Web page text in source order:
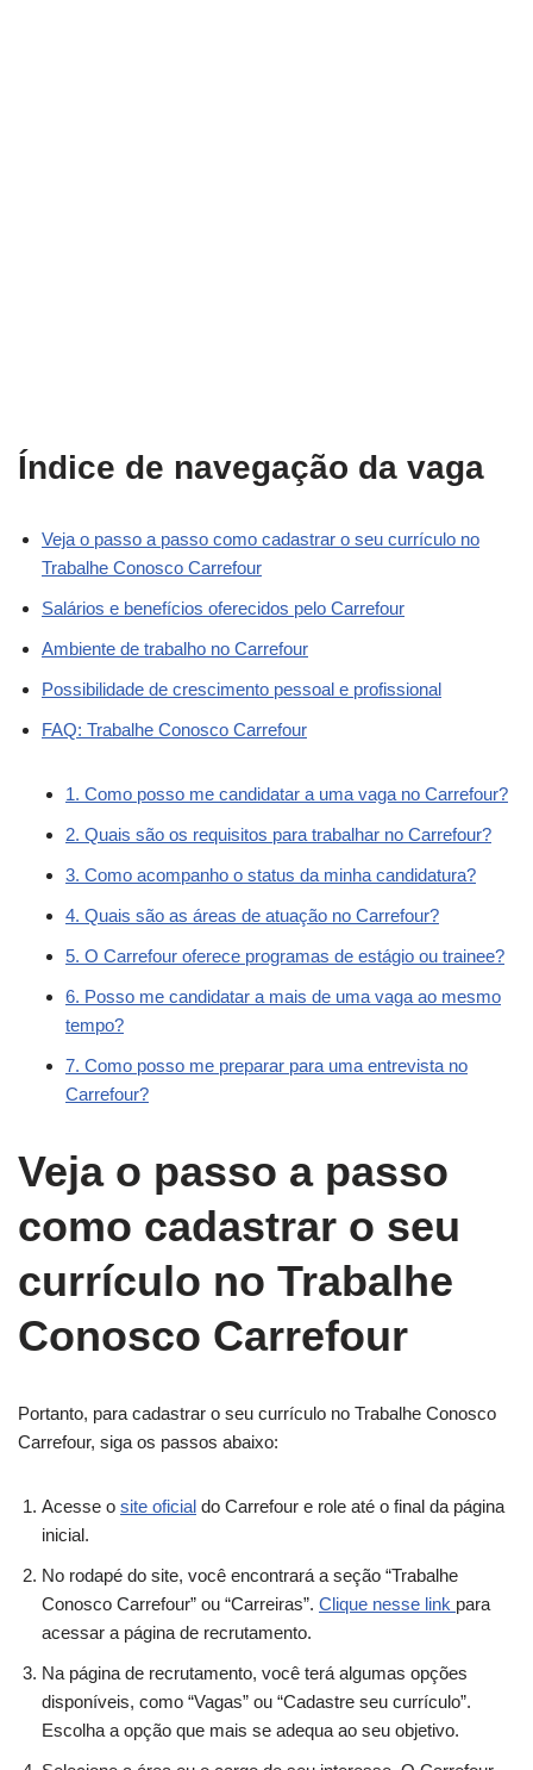
Índice de navegação da vaga
Veja o passo a passo como cadastrar o seu currículo no
Trabalhe Conosco Carrefour
Salários e benefícios oferecidos pelo Carrefour
Ambiente de trabalho no Carrefour
Possibilidade de crescimento pessoal e profissional
FAQ: Trabalhe Conosco Carrefour
1. Como posso me candidatar a uma vaga no Carrefour?
2. Quais são os requisitos para trabalhar no Carrefour?
3. Como acompanho o status da minha candidatura?
4. Quais são as áreas de atuação no Carrefour?
5. O Carrefour oferece programas de estágio ou trainee?
6. Posso me candidatar a mais de uma vaga ao mesmo
tempo?
7. Como posso me preparar para uma entrevista no
Carrefour?
Veja o passo a passo
como cadastrar o seu
currículo no Trabalhe
Conosco Carrefour
Portanto, para cadastrar o seu currículo no Trabalhe Conosco
Carrefour, siga os passos abaixo:
Acesse o site oficial do Carrefour e role até o final da página
inicial.
No rodapé do site, você encontrará a seção “Trabalhe
Conosco Carrefour” ou “Carreiras”. Clique nesse link para
acessar a página de recrutamento.
Na página de recrutamento, você terá algumas opções
disponíveis, como “Vagas” ou “Cadastre seu currículo”.
Escolha a opção que mais se adequa ao seu objetivo.